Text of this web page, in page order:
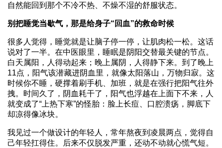
自然能回到那个不冷不热、不燥不湿的舒服状态。
别把睡觉当歇气，那是给身子“回血”的救命时候
很多人觉得，睡觉就是让脑子停一停，让肌肉松一松。这话
说对了一半。在中医眼里，睡眠是阴阳交替最关键的节点。
白天属阳，人得动起来；晚上属阴，人得静下来。到了晚上
11点，阳气该潜藏进阴血里，就像太阳落山，万物归寂。这
时候你不睡，硬撑着刷手机、加班，就是在强行把阳气往外
拽。时间久了，阴血耗干了，阳气也浮越在上面下不来，人
就变成了“上热下寒”的怪胎：脸上长痘、口腔溃疡，脚底下
却凉得像冰块。
我见过一个做设计的年轻人，常年熬夜到凌晨两点，觉得自
己年轻扛得住。后来不仅脱发严重，还动不动就心慌气短。